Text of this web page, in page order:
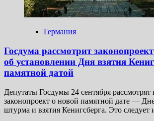
Германия
Госдума рассмотрит законопроект
об установлении Дня взятия
памятной датой
Депутаты Госдумы 24 сентября
законопроект о новой памятной дате —
штурма и взятия Кенигсберга. Это следует